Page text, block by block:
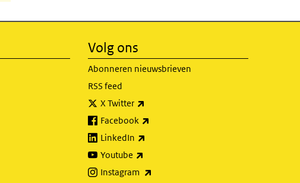
Volg ons
Abonneren nieuwsbrieven
RSS feed
X Twitter
Facebook
LinkedIn
Youtube
Instagram